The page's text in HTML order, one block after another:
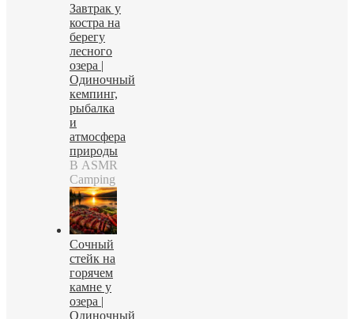
Завтрак у
костра на
берегу
лесного
озера |
Одиночный
кемпинг,
рыбалка
и
атмосфера
природы
В ASMR
Camping
Сочный
стейк на
горячем
камне у
озера |
Одиночный